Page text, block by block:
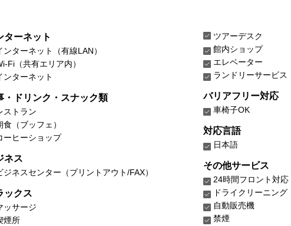
ターネット
ンターネット（有線LAN）
Fi（共有エリア内）
ンターネット
・ドリンク・スナック類
ストラン
食（ブッフェ）
ーヒーショップ
ネス
ジネスセンター（プリントアウト/FAX）
ックス
ッサージ
煙所
ツアーデスク
館内ショップ
エレベーター
ランドリーサービス
バリアフリー対応
車椅子OK
対応言語
日本語
その他サービス
24時間フロント対応
ドライクリーニング
自動販売機
禁煙